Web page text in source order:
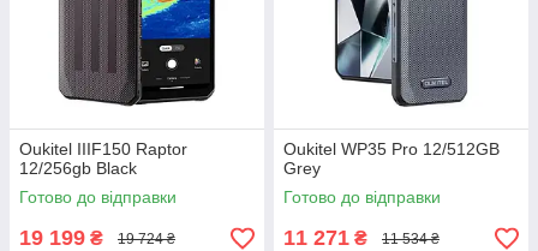
Oukitel IIIF150 Raptor
12/256gb Black
Готово до відправки
19 199 ₴ 19 724 ₴
Oukitel WP35 Pro 12/512GB
Grey
Готово до відправки
11 271 ₴ 11 534 ₴